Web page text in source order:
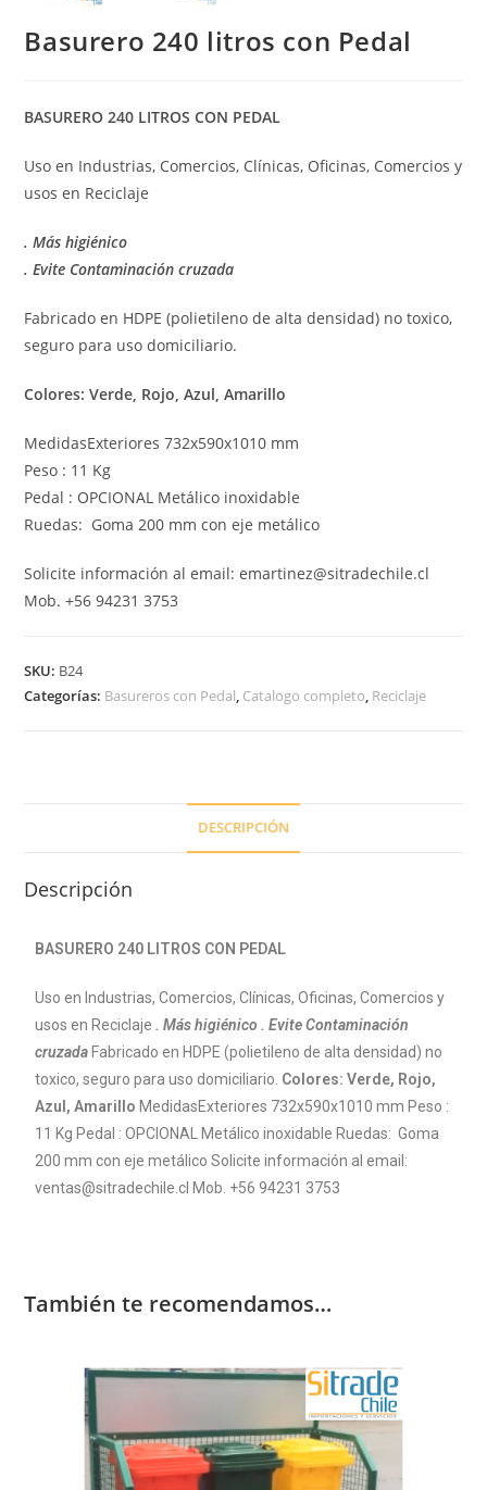
Basurero 240 litros con Pedal
BASURERO 240 LITROS CON PEDAL
Uso en Industrias, Comercios, Clínicas, Oficinas, Comercios y
usos en Reciclaje
. Más higiénico
. Evite Contaminación cruzada
Fabricado en HDPE (polietileno de alta densidad) no toxico,
seguro para uso domiciliario.
Colores: Verde, Rojo, Azul, Amarillo
MedidasExteriores 732x590x1010 mm
Peso : 11 Kg
Pedal : OPCIONAL Metálico inoxidable
Ruedas: Goma 200 mm con eje metálico
Solicite información al email: emartinez@sitradechile.cl
Mob. +56 94231 3753
SKU: B24
Categorías: Basureros con Pedal, Catalogo completo, Reciclaje
DESCRIPCIÓN
Descripción
BASURERO 240 LITROS CON PEDAL
Uso en Industrias, Comercios, Clínicas, Oficinas, Comercios y
usos en Reciclaje . Más higiénico . Evite Contaminación
cruzada Fabricado en HDPE (polietileno de alta densidad) no
toxico, seguro para uso domiciliario. Colores: Verde, Rojo,
Azul, Amarillo MedidasExteriores 732x590x1010 mm Peso :
11 Kg Pedal : OPCIONAL Metálico inoxidable Ruedas: Goma
200 mm con eje metálico Solicite información al email:
ventas@sitradechile.cl Mob. +56 94231 3753
También te recomendamos…